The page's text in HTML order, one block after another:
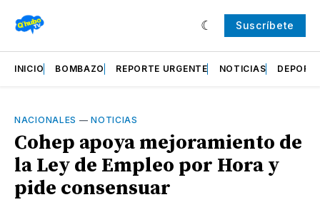
Suscríbete
INICIO BOMBAZO REPORTE URGENTE NOTICIAS
NACIONALES —NOTICIAS
Cohep apoya mejoramiento de
la Ley de Empleo por Hora y
pide consensuar